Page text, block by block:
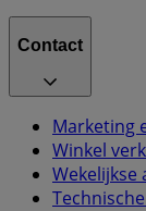
Contact
Marketing
Winkel
Wekelijkse